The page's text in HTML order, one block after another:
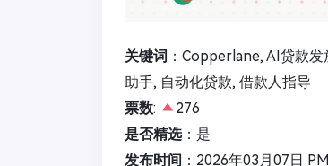
关键词 ：Copperlane, AI贷款
助手, 自动化贷款, 借款人指导
票数:
276
是否精选：是
发布时间 ：2026年03月07日